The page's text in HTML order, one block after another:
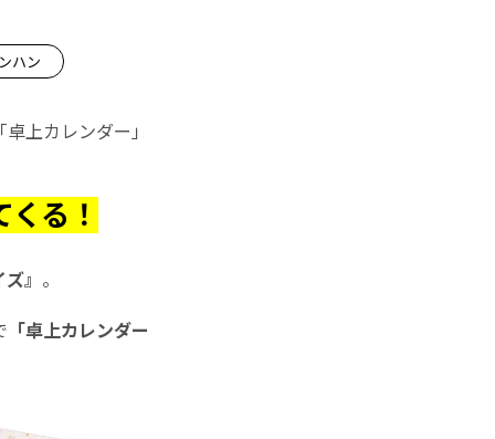
ハン
上カレンダー」
る！
』 。
「卓上カレンダー